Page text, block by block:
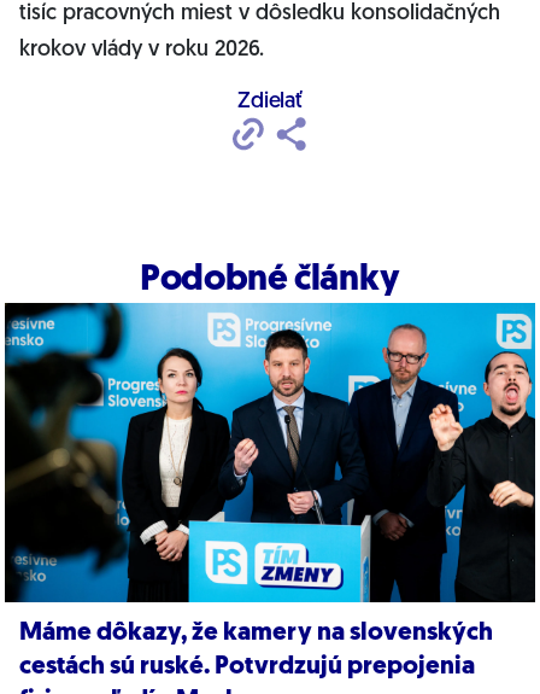
tisíc pracovných miest v dôsledku konsolidačných
krokov vlády v roku 2026.
Zdielať
Podobné články
Máme dôkazy, že kamery na slovenských
cestách sú ruské. Potvrdzujú prepojenia